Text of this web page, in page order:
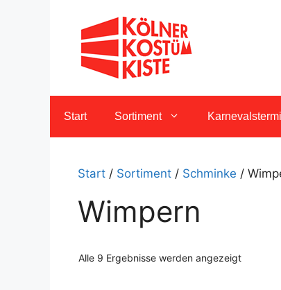
Start Sortiment
Start / Sortiment / Schminke /
Wimpern
Alle 9 Ergebnisse werden angezeigtNach